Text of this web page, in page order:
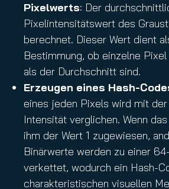
Pixelwerts: Der
Pixelintensitätswert des
berechnet. Dieser Wert dient
Bestimmung, ob einzelne
als der Durchschnitt sind.
Erzeugen eines Hash-
eines jeden Pixels wird mit
Intensität verglichen. Wenn
ihm der Wert 1 zugewiesen,
Binärwerte werden zu einer
verkettet, wodurch ein Hash-
charakteristischen visuellen